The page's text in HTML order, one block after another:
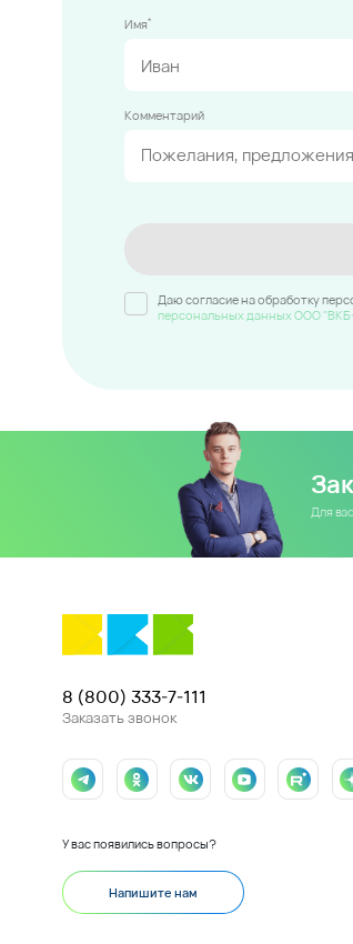
Имя*
Комментарий
Даю согласие на обработку
персональных данных ООО
Для
8 (800) 333-7-111
Заказать звонок
У вас появились вопросы?
Напишите нам